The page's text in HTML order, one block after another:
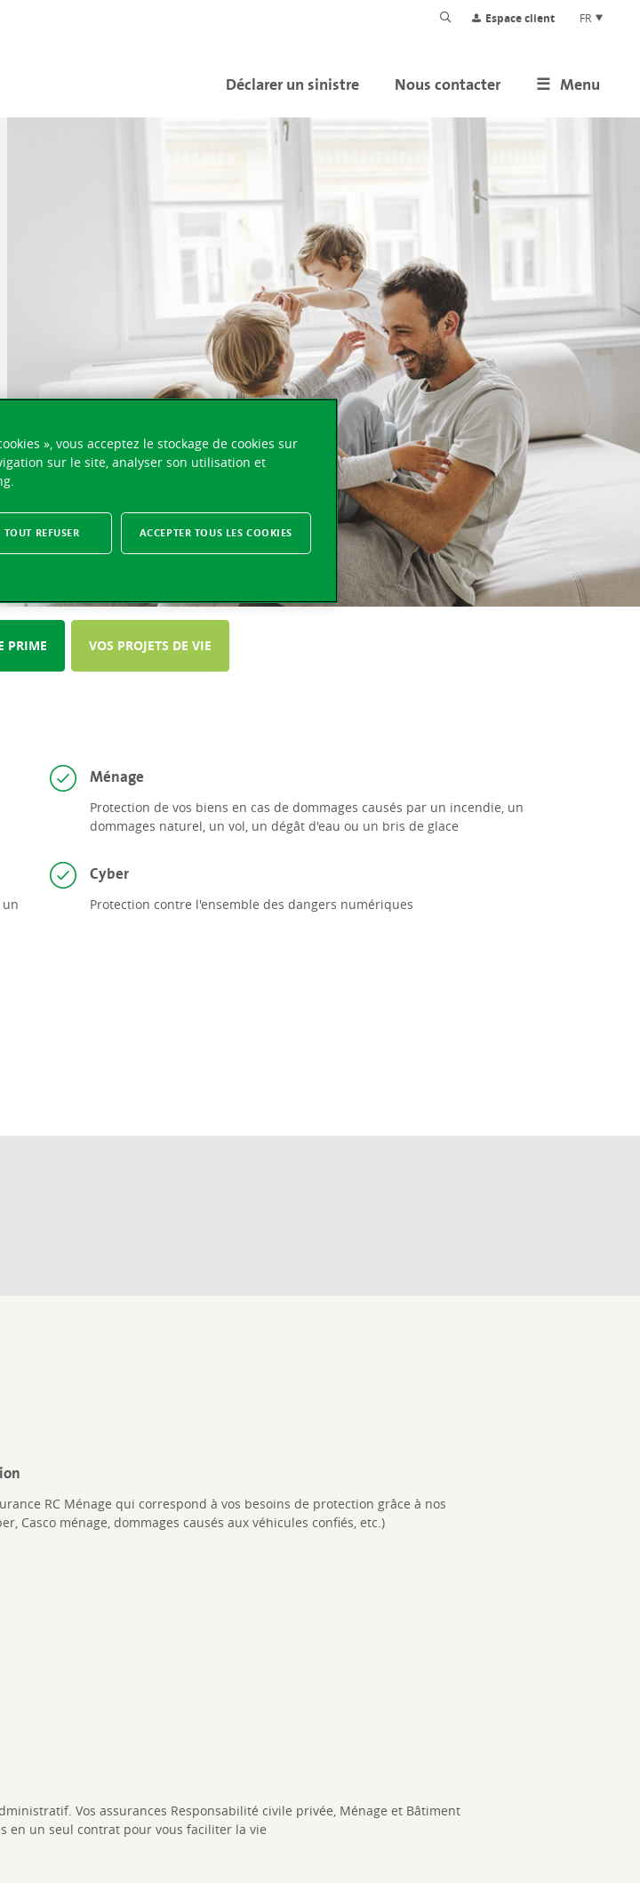
Espace client FR
Menu
Nous contacter
Déclarer un sinistre
PRIME VOS PROJETS DE VIE
Ménage
Protection de vos biens en cas de dommages causés par un incendie, un
dommages naturel, un vol, un dégât d'eau ou un bris de glace
Cyber
Protection contre l'ensemble des dangers numériques
RC Ménage qui correspond à vos besoins de protection grâce à nos
Casco ménage, dommages causés aux véhicules confiés, etc.)
Vos assurances Responsabilité civile privée, Ménage et Bâtiment
en un seul contrat pour vous faciliter la vie
», vous acceptez le stockage de cookies sur
sur le site, analyser son utilisation et
TOUT REFUSER ACCEPTER TOUS LES COOKIES